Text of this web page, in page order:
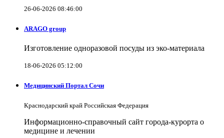
26-06-2026 08:46:00
ARAGO group
Изготовление одноразовой посуды из эко-материала
18-06-2026 05:12:00
Медицинский Портал Сочи
Краснодарский край Российская Федерация
Информационно-справочный сайт города-курорта о
медицине и лечении